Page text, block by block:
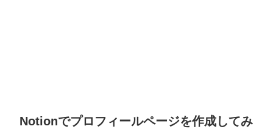
Notionでプロフィールページを作成してみ